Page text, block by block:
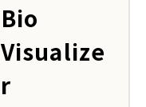
Bio
Visualize
r